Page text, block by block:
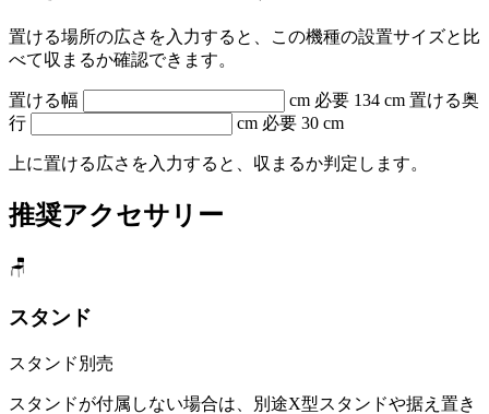
置ける場所の広さを入力すると、この機種の設置サイズと比
べて収まるか確認できます。
置ける幅 cm 必要 134 cm 置ける奥
行
cm 必要 30 cm
上に置ける広さを入力すると、収まるか判定します。
推奨アクセサリー
🪑
スタンド
スタンド別売
スタンドが付属しない場合は、別途X型スタンドや据え置き